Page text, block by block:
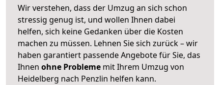
Wir verstehen, dass der Umzug an sich schon
stressig genug ist, und wollen Ihnen dabei
helfen, sich keine Gedanken über die Kosten
machen zu müssen. Lehnen Sie sich zurück – wir
haben garantiert passende Angebote für Sie, das
Ihnen ohne Probleme mit Ihrem Umzug von
Heidelberg nach Penzlin helfen kann.